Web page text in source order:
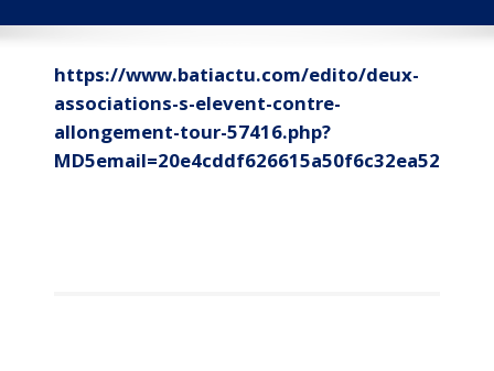
https://www.batiactu.com/edito/deux-
associations-s-elevent-contre-
allongement-tour-57416.php?